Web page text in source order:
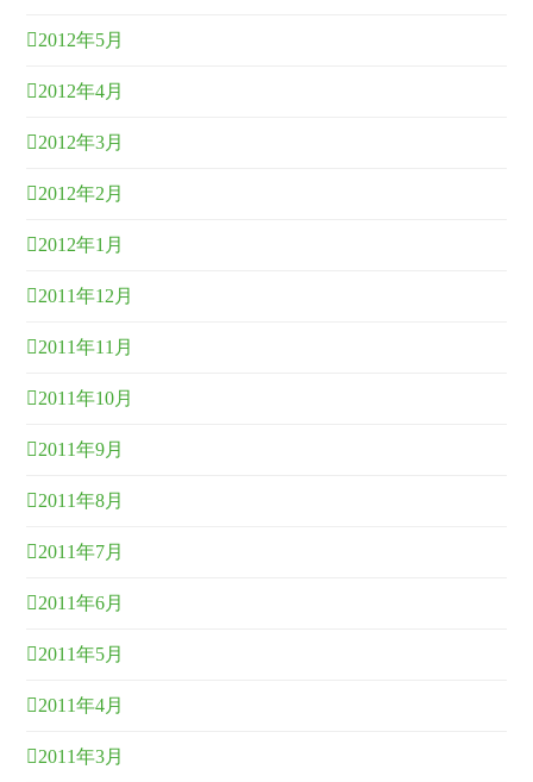
2012年5月
2012年4月
2012年3月
2012年2月
2012年1月
2011年12月
2011年11月
2011年10月
2011年9月
2011年8月
2011年7月
2011年6月
2011年5月
2011年4月
2011年3月